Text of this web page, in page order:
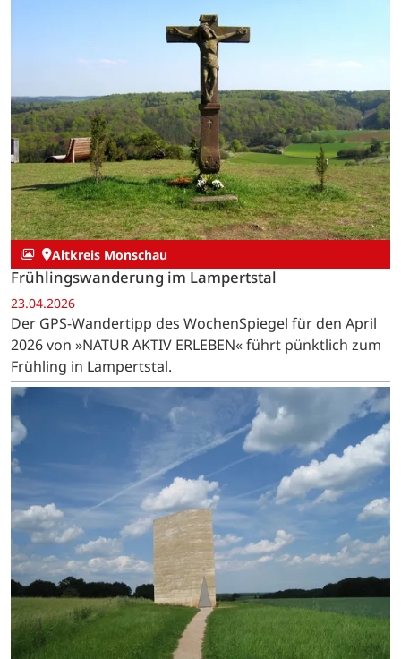
Altkreis Monschau
Frühlingswanderung im Lampertstal
23.04.2026
Der GPS-Wandertipp des WochenSpiegel für den April
2026 von »NATUR AKTIV ERLEBEN« führt pünktlich zum
Frühling in Lampertstal.